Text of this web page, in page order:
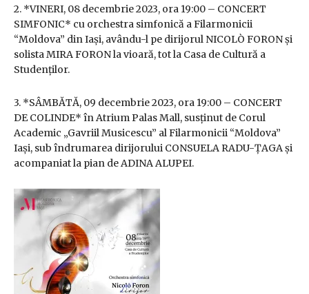
2. *VINERI, 08 decembrie 2023, ora 19:00 – CONCERT
SIMFONIC* cu orchestra simfonică a Filarmonicii
“Moldova” din Iași, avându-l pe dirijorul NICOLÒ FORON și
solista MIRA FORON la vioară, tot la Casa de Cultură a
Studenților.
3. *SÂMBĂTĂ, 09 decembrie 2023, ora 19:00 – CONCERT
DE COLINDE* în Atrium Palas Mall, susținut de Corul
Academic „Gavriil Musicescu” al Filarmonicii “Moldova”
Iași, sub îndrumarea dirijorului CONSUELA RADU-ȚAGA și
acompaniat la pian de ADINA ALUPEI.